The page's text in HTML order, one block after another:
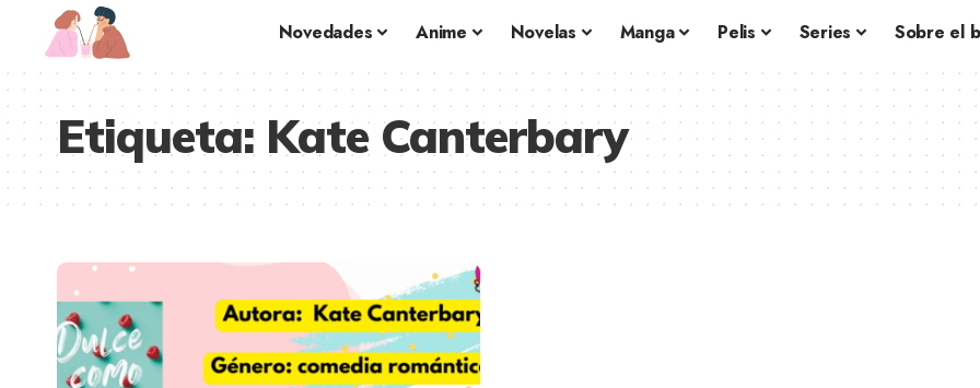
Novedades Anime Novelas Manga Pelis Series Sobre el
Etiqueta: Kate Canterbary